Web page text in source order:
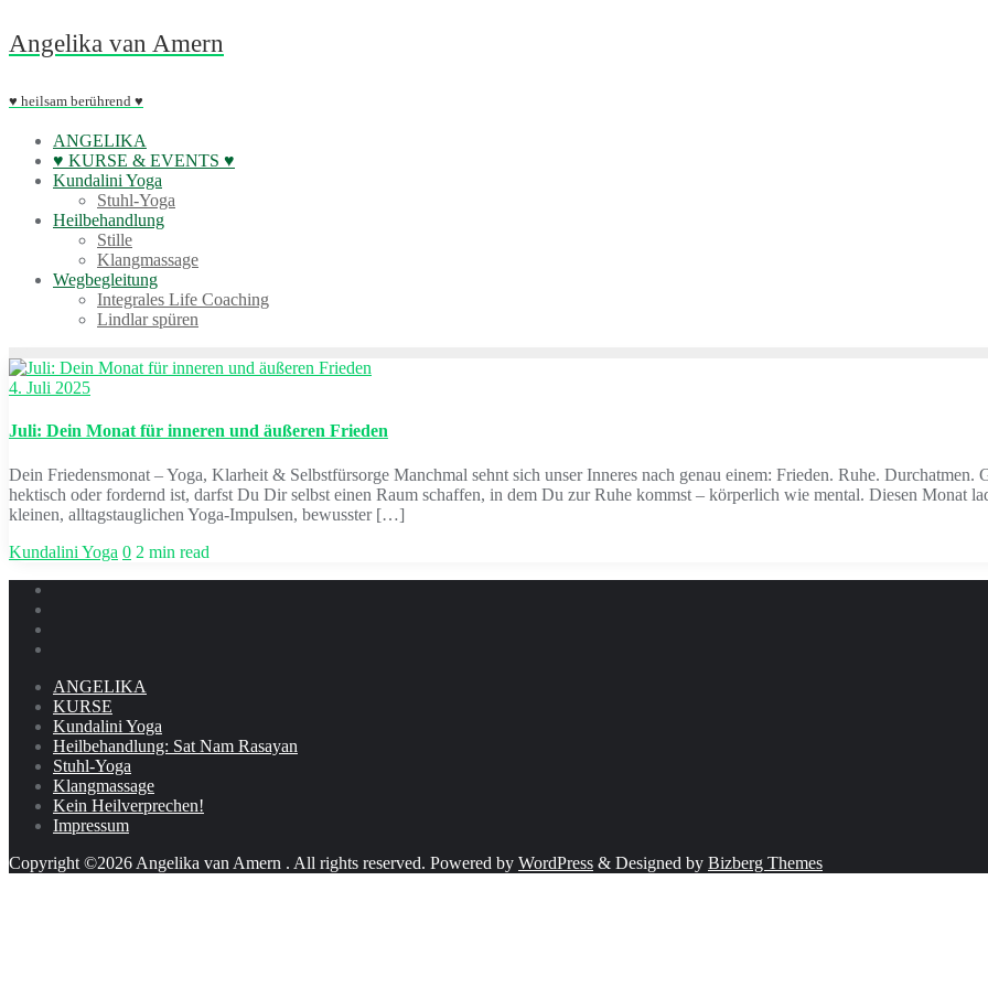
Skip
to
Angelika van Amern
♥ heilsam berührend ♥
ANGELIKA
♥ KURSE & EVENTS ♥
Kundalini Yoga
Stuhl-Yoga
Heilbehandlung
Stille
Klangmassage
Wegbegleitung
Integrales Life Coaching
Lindlar spüren
4. Juli 2025
Juli: Dein Monat für inneren und äußeren Frieden
Dein Friedensmonat – Yoga, Klarheit & Selbstfürsorge Manchmal sehnt sich unser Inneres nach genau einem: Frieden. Ruhe. Durchatmen.
hektisch oder fordernd ist, darfst Du Dir selbst einen Raum schaffen, in dem Du zur Ruhe kommst – körperlich wie mental. Diesen Monat
kleinen, alltagstauglichen Yoga-Impulsen, bewusster […]
Kundalini Yoga 0 2 min read
ANGELIKA
KURSE
Kundalini Yoga
Heilbehandlung: Sat Nam Rasayan
Stuhl-Yoga
Klangmassage
Kein Heilverprechen!
Impressum
Copyright ©2026 Angelika van Amern . All rights reserved. Powered by WordPress & Designed by Bizberg Themes